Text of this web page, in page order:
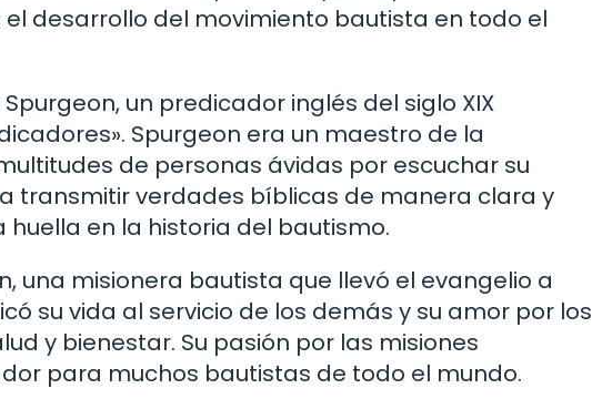
desarrollo del movimiento bautista en todo el
un predicador inglés del siglo XIX
Spurgeon era un maestro de la
de personas ávidas por escuchar su
transmitir verdades bíblicas de manera clara y
en la historia del bautismo.
una misionera bautista que llevó el evangelio a
su vida al servicio de los demás y su amor por los
y bienestar. Su pasión por las misiones
para muchos bautistas de todo el mundo.